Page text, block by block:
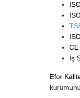
CE
İş
Efor